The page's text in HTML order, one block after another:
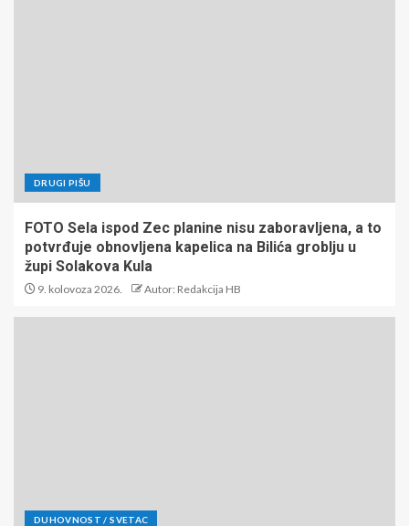
DRUGI PIŠU
FOTO Sela ispod Zec planine nisu zaboravljena, a to
potvrđuje obnovljena kapelica na Bilića groblju u
župi Solakova Kula
9. kolovoza 2026. Autor: Redakcija HB
DUHOVNOST / SVETAC